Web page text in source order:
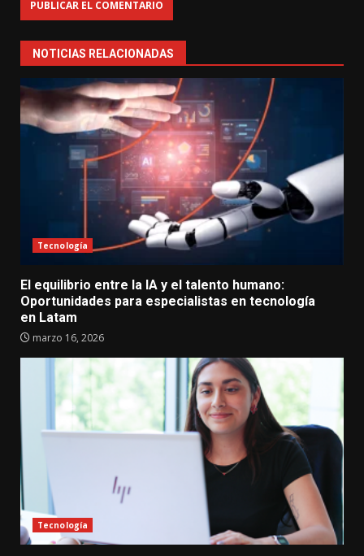
NOTICIAS RELACIONADAS
Tecnología
El equilibrio entre la IA y el talento humano:
Oportunidades para especialistas en tecnología
en Latam
marzo 16, 2026
Tecnología